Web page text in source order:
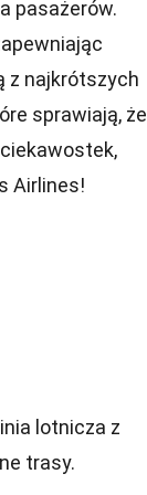
pasażerów.
z najkrótszych
sprawiają, że
Airlines!
lotnicza z
trasy.